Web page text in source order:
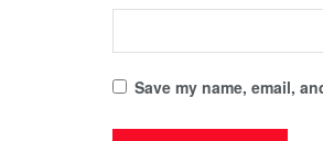
Save my name, email,